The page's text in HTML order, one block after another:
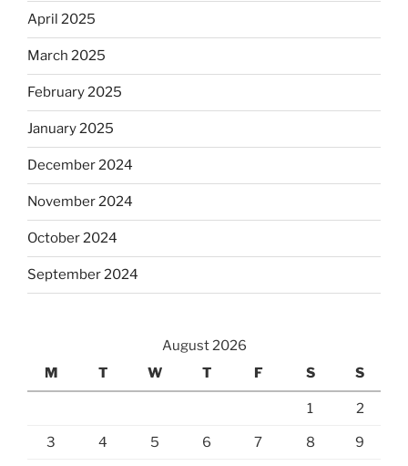
April 2025
March 2025
February 2025
January 2025
December 2024
November 2024
October 2024
September 2024
August 2026
M
T W T F S S
1 2
3 4 5 6 7 8 9